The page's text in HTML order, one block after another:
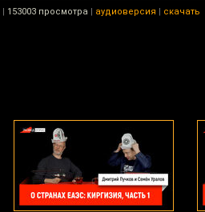
| 153003 просмотра | аудиоверсия | скачать